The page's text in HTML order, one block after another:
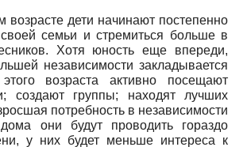
возрасте дети начинают постепенно
своей семьи и стремиться больше в
Хотя юность еще впереди,
независимости закладывается
возраста активно посещают
создают группы; находят лучших
потребность в независимости
они будут проводить гораздо
у них будет меньше интереса к